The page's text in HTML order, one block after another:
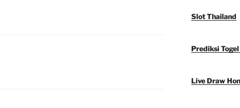
Slot Thailand
Prediksi
Live Draw